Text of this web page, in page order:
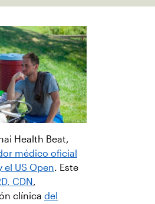
Health Beat,
médico oficial
el US Open. Este
CDN ,
clínica del